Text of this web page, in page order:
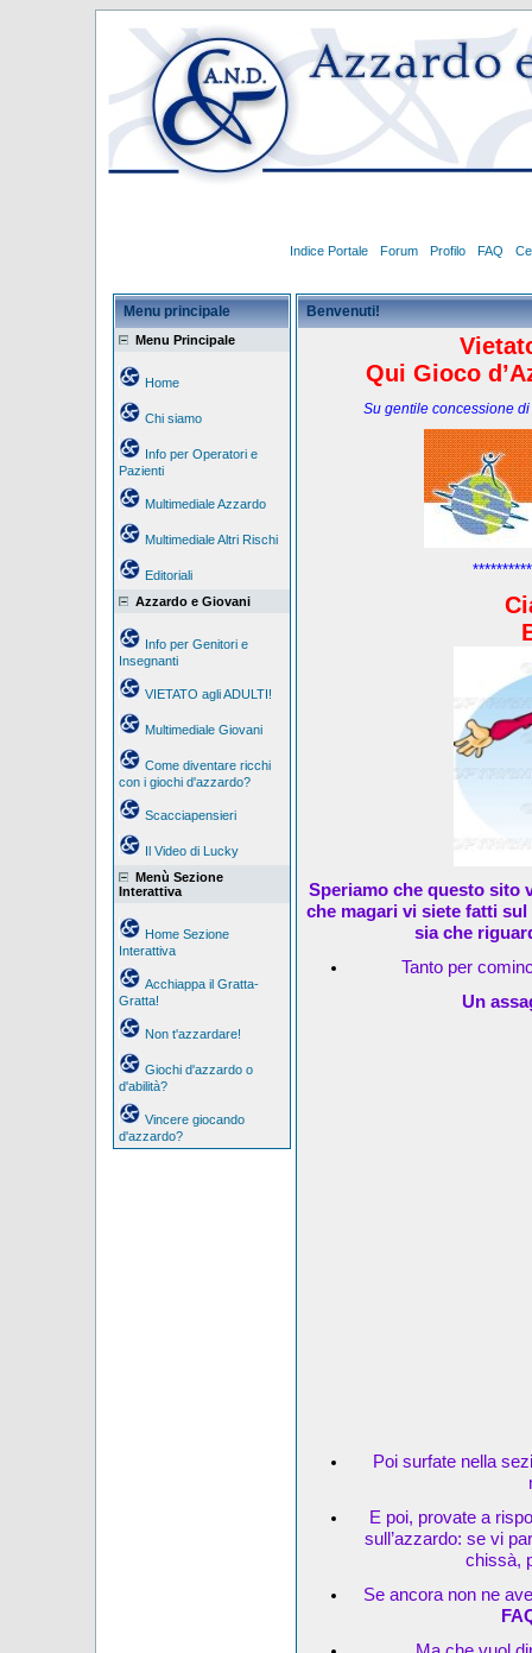
Indice Portale Forum Profilo FAQ
Menu principale
Menu Principale
Home
Chi siamo
Info per Operatori e
Pazienti
Multimediale Azzardo
Multimediale Altri Rischi
Editoriali
Azzardo e Giovani
Info per Genitori e
Insegnanti
VIETATO agli ADULTI!
Multimediale Giovani
Come diventare ricchi
con i giochi d'azzardo?
Scacciapensieri
Il Video di Lucky
Menù Sezione
Interattiva
Home Sezione
Interattiva
Acchiappa il Gratta-
Gratta!
Non t'azzardare!
Giochi d'azzardo o
d'abilità?
Vincere giocando
d'azzardo?
Benvenuti!
Qui Gioco
Su gentile concessione
Speriamo che questo sito
che magari vi siete fatti
sia che
Tanto per
Un
Poi surfate nella
E poi, provate a
sull’azzardo: se vi
chissà,
Se ancora non ne